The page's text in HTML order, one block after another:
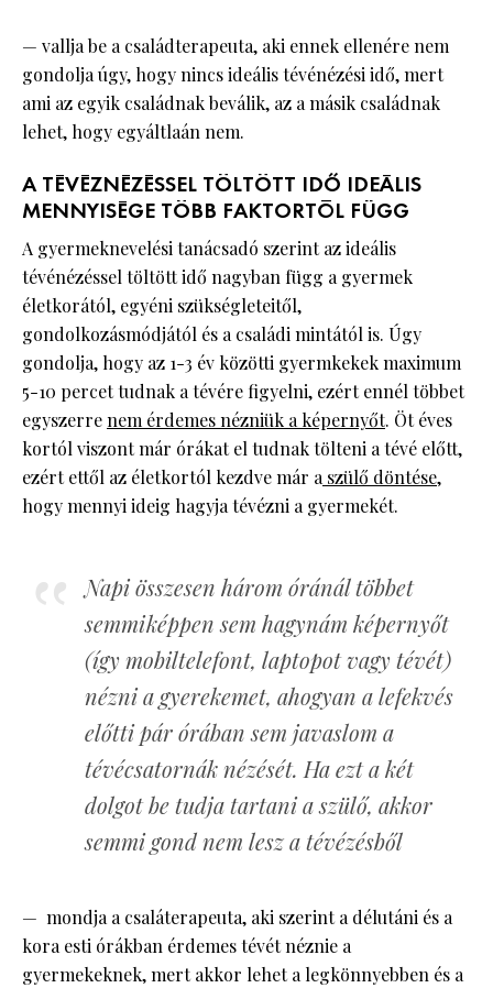
— vallja be a családterapeuta, aki ennek ellenére nem
gondolja úgy, hogy nincs ideális tévénézési idő, mert
ami az egyik családnak beválik, az a másik családnak
lehet, hogy egyáltlaán nem.
A TÉVÉZNÉZÉSSEL TÖLTÖTT IDŐ IDEÁLIS
MENNYISÉGE TÖBB FAKTORTÓL FÜGG
A gyermeknevelési tanácsadó szerint az ideális
tévénézéssel töltött idő nagyban függ a gyermek
életkorától, egyéni szükségleteitől,
gondolkozásmódjától és a családi mintától is. Úgy
gondolja, hogy az 1-3 év közötti gyermkekek maximum
5-10 percet tudnak a tévére figyelni, ezért ennél többet
egyszerrenem érdemes nézniük a képernyőt. Öt éves
kortól viszont már órákat el tudnak tölteni a tévé előtt,
ezért ettől az életkortól kezdve már aszülő döntése,
hogy mennyi ideig hagyja tévézni a gyermekét.
Napi összesen három óránál többet
semmiképpen sem hagynám képernyőt
(így mobiltelefont, laptopot vagy tévét)
nézni a gyerekemet, ahogyan a lefekvés
előtti pár órában sem javaslom a
tévécsatornák nézését. Ha ezt a két
dolgot be tudja tartani a szülő, akkor
semmi gond nem lesz a tévézésből
— mondja a csaláterapeuta, aki szerint a délutáni és a
kora esti órákban érdemes tévét néznie a
gyermekeknek, mert akkor lehet a legkönnyebben és a